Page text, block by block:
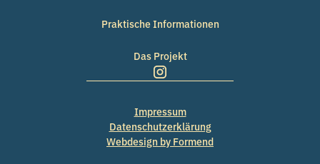
Praktische Informationen
Das Projekt
Impressum
Datenschutzerklärung
Webdesign by Formend